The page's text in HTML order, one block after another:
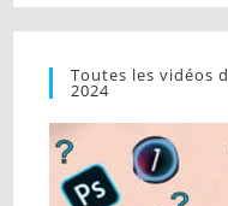
Toutes les vidéos
2024